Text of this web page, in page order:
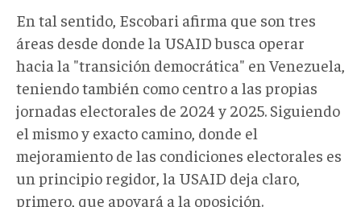
En tal sentido, Escobari afirma que son tres
áreas desde donde la USAID busca operar
hacia la "transición democrática" en Venezuela,
teniendo también como centro a las propias
jornadas electorales de 2024 y 2025. Siguiendo
el mismo y exacto camino, donde el
mejoramiento de las condiciones electorales es
un principio regidor, la USAID deja claro,
primero, que apoyará a la oposición.